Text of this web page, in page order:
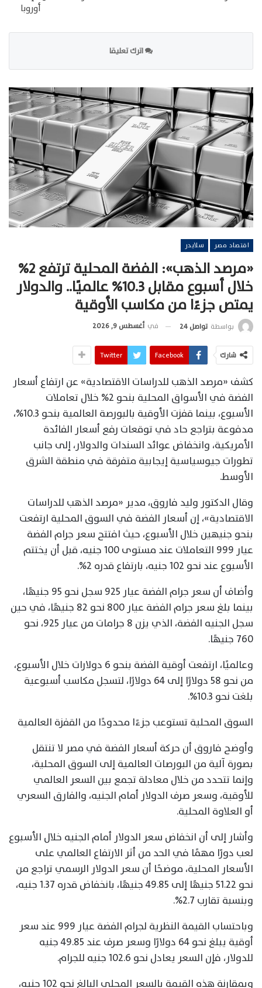
أوروبا
اترك تعليقا
اقتصاد مصر سلايدر
«مرصد الذهب»: الفضة المحلية ترتفع 2%
خلال أسبوع مقابل 10.3% عالميًا.. والدولار
يمتص جزءًا من مكاسب الأوقية
بواسطة تواصل 24 في أغسطس 9, 2026
شارك Facebook
Twitter
كشف «مرصد الذهب للدراسات الاقتصادية» عن ارتفاع أسعار
الفضة في الأسواق المحلية بنحو 2% خلال تعاملات
الأسبوع، بينما قفزت الأوقية بالبورصة العالمية بنحو 10.3%،
مدفوعة بتراجع حاد في توقعات رفع أسعار الفائدة
الأمريكية، وانخفاض عوائد السندات والدولار، إلى جانب
تطورات جيوسياسية إيجابية متفرقة في منطقة الشرق
الأوسط.
وقال الدكتور وليد فاروق، مدير «مرصد الذهب للدراسات
الاقتصادية»، إن أسعار الفضة في السوق المحلية ارتفعت
بنحو جنيهين خلال الأسبوع، حيث افتتح سعر جرام الفضة
عيار 999 التعاملات عند مستوى 100 جنيه، قبل أن يختتم
الأسبوع عند نحو 102 جنيه، بارتفاع قدره 2%.
وأضاف أن سعر جرام الفضة عيار 925 سجل نحو 95 جنيهًا،
بينما بلغ سعر جرام الفضة عيار 800 نحو 82 جنيهًا، في حين
سجل الجنيه الفضة، الذي يزن 8 جرامات من عيار 925، نحو
760 جنيهًا.
وعالميًا، ارتفعت أوقية الفضة بنحو 6 دولارات خلال الأسبوع،
من نحو 58 دولارًا إلى 64 دولارًا، لتسجل مكاسب أسبوعية
بلغت نحو 10.3%.
السوق المحلية تستوعب جزءًا محدودًا من القفزة العالمية
وأوضح فاروق أن حركة أسعار الفضة في مصر لا تنتقل
بصورة آلية من البورصات العالمية إلى السوق المحلية،
وإنما تتحدد من خلال معادلة تجمع بين السعر العالمي
للأوقية، وسعر صرف الدولار أمام الجنيه، والفارق السعري
أو العلاوة المحلية.
وأشار إلى أن انخفاض سعر الدولار أمام الجنيه خلال الأسبوع
لعب دورًا مهمًا في الحد من أثر الارتفاع العالمي على
الأسعار المحلية، موضحًا أن سعر الدولار الرسمي تراجع من
نحو 51.22 جنيهًا إلى 49.85 جنيهًا، بانخفاض قدره 1.37 جنيه،
وبنسبة تقارب 2.7%.
وباحتساب القيمة النظرية لجرام الفضة عيار 999 عند سعر
أوقية يبلغ نحو 64 دولارًا وسعر صرف عند 49.85 جنيه
للدولار، فإن السعر يعادل نحو 102.6 جنيه للجرام.
وبمقارنة هذه القيمة بالسعر المحلي البالغ نحو 102 جنيه،